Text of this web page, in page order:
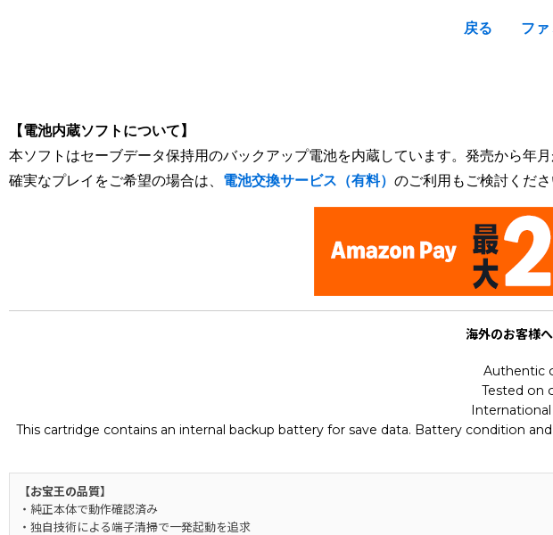
戻る フ
【電池内蔵ソフトについて】
本ソフトはセーブデータ保持用のバックアップ電池を内蔵しています。発売から年
確実なプレイをご希望の場合は、 電池交換サービス（有料） のご利用もご検討くださ
海外のお客
Authentic
Tested on
International
This cartridge contains an internal backup battery for save data. Battery condition
【お宝王の品質】
・純正本体で動作確認済み
・独自技術による端子清掃で一発起動を追求